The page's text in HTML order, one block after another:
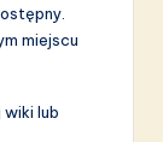
miejscu
lub